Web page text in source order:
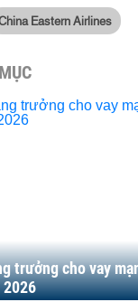
Eastern Airlines
trưởng cho vay
2026